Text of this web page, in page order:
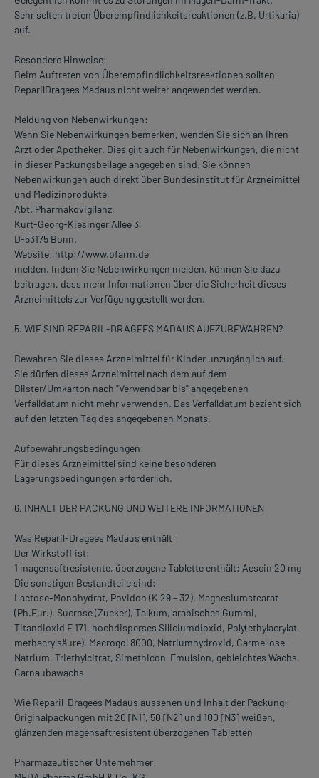
Sehr selten treten Überempfindlichkeitsreaktionen (z.B. Urtikaria)
auf.
Besondere Hinweise:
Beim Auftreten von Überempfindlichkeitsreaktionen sollten
ReparilDragees Madaus nicht weiter angewendet werden.
Meldung von Nebenwirkungen:
Wenn Sie Nebenwirkungen bemerken, wenden Sie sich an Ihren
Arzt oder Apotheker. Dies gilt auch für Nebenwirkungen, die nicht
in dieser Packungsbeilage angegeben sind. Sie können
Nebenwirkungen auch direkt über Bundesinstitut für Arzneimittel
und Medizinprodukte,
Abt. Pharmakovigilanz,
Kurt-Georg-Kiesinger Allee 3,
D-53175 Bonn.
Website: http://www.bfarm.de
melden. Indem Sie Nebenwirkungen melden, können Sie dazu
beitragen, dass mehr Informationen über die Sicherheit dieses
Arzneimittels zur Verfügung gestellt werden.
5. WIE SIND REPARIL-DRAGEES MADAUS AUFZUBEWAHREN?
Bewahren Sie dieses Arzneimittel für Kinder unzugänglich auf.
Sie dürfen dieses Arzneimittel nach dem auf dem
Blister/Umkarton nach "Verwendbar bis" angegebenen
Verfalldatum nicht mehr verwenden. Das Verfalldatum bezieht sich
auf den letzten Tag des angegebenen Monats.
Aufbewahrungsbedingungen:
Für dieses Arzneimittel sind keine besonderen
Lagerungsbedingungen erforderlich.
6. INHALT DER PACKUNG UND WEITERE INFORMATIONEN
Was Reparil-Dragees Madaus enthält
Der Wirkstoff ist:
1 magensaftresistente, überzogene Tablette enthält: Aescin 20 mg
Die sonstigen Bestandteile sind:
Lactose-Monohydrat, Povidon (K 29 - 32), Magnesiumstearat
(Ph.Eur.), Sucrose (Zucker), Talkum, arabisches Gummi,
Titandioxid E 171, hochdisperses Siliciumdioxid, Poly(ethylacrylat,
methacrylsäure), Macrogol 8000, Natriumhydroxid, Carmellose-
Natrium, Triethylcitrat, Simethicon-Emulsion, gebleichtes Wachs,
Carnaubawachs
Wie Reparil-Dragees Madaus aussehen und Inhalt der Packung:
Originalpackungen mit 20 [N1], 50 [N2] und 100 [N3] weißen,
glänzenden magensaftresistent überzogenen Tabletten
Pharmazeutischer Unternehmer: